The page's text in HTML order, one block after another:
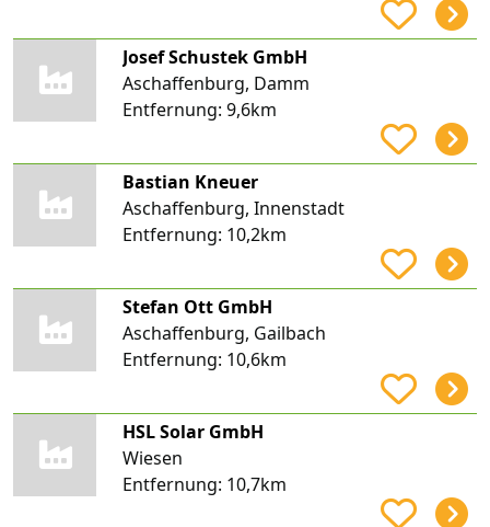
Josef Schustek GmbH
Aschaffenburg, Damm
Entfernung: 9,6km
Bastian Kneuer
Aschaffenburg, Innenstadt
Entfernung: 10,2km
Stefan Ott GmbH
Aschaffenburg, Gailbach
Entfernung: 10,6km
HSL Solar GmbH
Wiesen
Entfernung: 10,7km